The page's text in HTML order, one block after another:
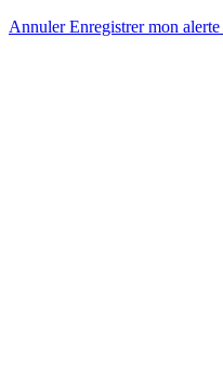
AnnulerEnregistrer mon alerte